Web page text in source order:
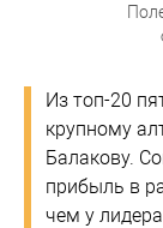
Из топ-20
крупному
Балакову.
прибыль в
чем у